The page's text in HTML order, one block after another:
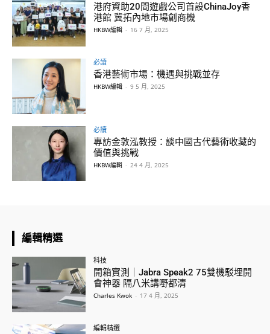
港府資助20間遊戲公司首設ChinaJoy香
港館 冀拓內地市場創商機
HKBW編輯 - 16 7 月, 2025
必讀
香港藝術市場：機遇與挑戰並存
HKBW編輯 - 9 5 月, 2025
必讀
專訪金敦泓教授：談中國古代藝術收藏的
價值與挑戰
HKBW編輯 - 24 4 月, 2025
編輯精選
科技
開箱實測｜Jabra Speak2 75雙機駁埋開
會神器 隔八米講嘢都清
Charles Kwok - 17 4 月, 2025
編輯精選